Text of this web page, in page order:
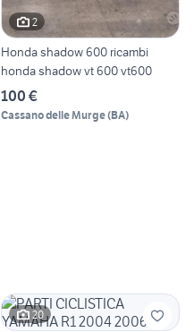
2
Honda shadow 600 ricambi
honda shadow vt 600 vt600
100 €
Cassano delle Murge(BA)
20